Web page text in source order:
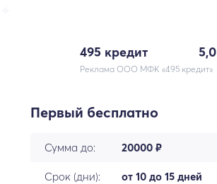
495 кредит 5,0
Реклама ООО МФК «495 кредит»
Первый бесплатно
Сумма до: 20000 ₽
Срок (дни): от 10 до 15 дней